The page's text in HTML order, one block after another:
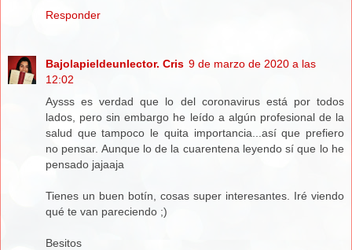
Responder
Bajolapieldeunlector. Cris 9 de marzo de 2020 a las
12:02
Aysss es verdad que lo del coronavirus está por todos
lados, pero sin embargo he leído a algún profesional de la
salud que tampoco le quita importancia...así que prefiero
no pensar. Aunque lo de la cuarentena leyendo sí que lo he
pensado jajaaja
Tienes un buen botín, cosas super interesantes. Iré viendo
qué te van pareciendo ;)
Besitos